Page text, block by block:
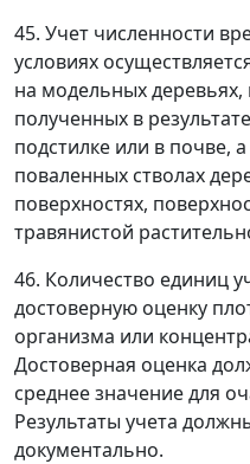
45. Учет численности
условиях
на модельных деревьях,
полученных в
подстилке или в почве,
поваленных стволах
поверхностях,
травянистой
46. Количество единиц
достоверную оценку
организма или
Достоверная оценка
среднее значение для
Результаты учета
документально.